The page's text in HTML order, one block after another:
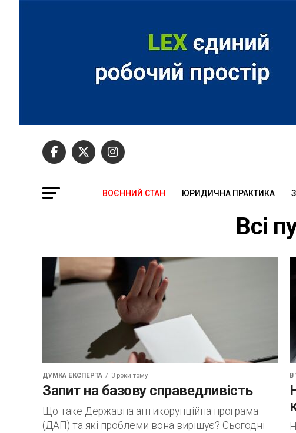
ВОЄННИЙ СТАН ЮРИДИЧНА ПРАКТИКА
Всі
ДУМКА ЕКСПЕРТА 3 роки тому
Запит на базову справедливість
Що таке Державна антикорупційна програма
(ДАП) та які проблеми вона вирішує? Сьогодні
В